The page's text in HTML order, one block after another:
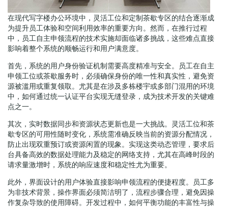
在现代写字楼办公环境中，灵活工位和定制茶歇专区的结合逐渐成
为提升员工体验和空间利用效率的重要方向。然而，在推行过程
中，员工自主申领流程的技术实施却面临诸多挑战，这些难点直接
影响着整个系统的顺畅运行和用户满意度。
首先，系统的用户身份验证机制需要高度精准与安全。员工在自主
申领工位或茶歇服务时，必须确保身份的唯一性和真实性，避免资
源被滥用或重复领取。尤其是在涉及多栋楼宇或多部门混用的环境
中，如何通过统一认证平台实现无缝登录，成为技术开发的关键难
点之一。
其次，实时数据同步和资源状态更新也是一大挑战。灵活工位和茶
歇专区的可用性随时变化，系统需准确反映当前的资源分配情况，
防止出现双重预订或资源闲置的现象。实现这类动态管理，要求后
台具备高效的数据处理能力及稳定的网络支持，尤其在高峰时段的
请求量激增时，系统的响应速度和稳定性尤为重要。
此外，界面设计的用户体验直接影响申领流程的便捷程度。员工多
为非技术背景，操作界面必须简洁明了，流程步骤合理，避免因操
作复杂导致的使用障碍。开发过程中，如何平衡功能的丰富性与操